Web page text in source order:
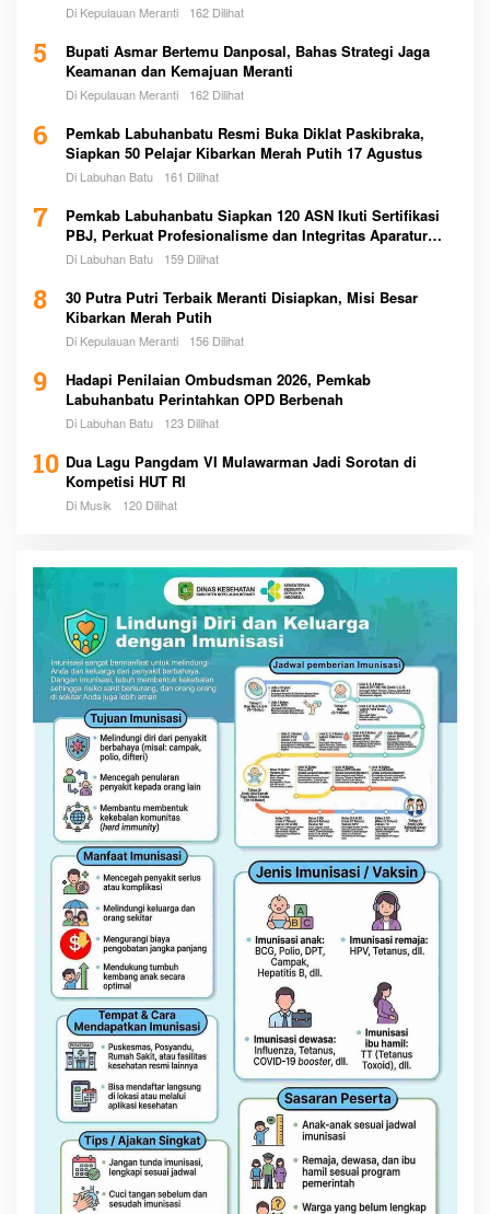
Di Kepulauan Meranti 162 Dilihat
5
Bupati Asmar Bertemu Danposal, Bahas Strategi Jaga
Keamanan dan Kemajuan Meranti
Di Kepulauan Meranti 162 Dilihat
6
Pemkab Labuhanbatu Resmi Buka Diklat Paskibraka,
Siapkan 50 Pelajar Kibarkan Merah Putih 17 Agustus
Di Labuhan Batu 161 Dilihat
7
Pemkab Labuhanbatu Siapkan 120 ASN Ikuti Sertifikasi
PBJ, Perkuat Profesionalisme dan Integritas Aparatur
Pemerintah
Di Labuhan Batu 159 Dilihat
8
30 Putra Putri Terbaik Meranti Disiapkan, Misi Besar
Kibarkan Merah Putih
Di Kepulauan Meranti 156 Dilihat
9
Hadapi Penilaian Ombudsman 2026, Pemkab
Labuhanbatu Perintahkan OPD Berbenah
Di Labuhan Batu 123 Dilihat
10 Dua Lagu Pangdam VI Mulawarman Jadi Sorotan di
Kompetisi HUT RI
Di Musik 120 Dilihat